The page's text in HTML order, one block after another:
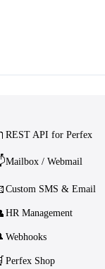
REST API for Perfex
Mailbox / Webmail
Custom SMS & Email
HR Management
Webhooks
Perfex Shop